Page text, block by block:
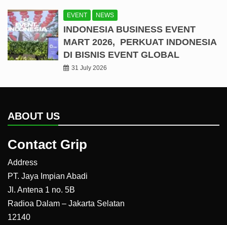
EVENT NEWS
INDONESIA BUSINESS EVENT
MART 2026, PERKUAT INDONESIA
DI BISNIS EVENT GLOBAL
31 July 2026
ABOUT US
Contact Grip
Address
PT. Jaya Impian Abadi
Jl. Antena 1 no. 5B
Radioa Dalam – Jakarta Selatan
12140